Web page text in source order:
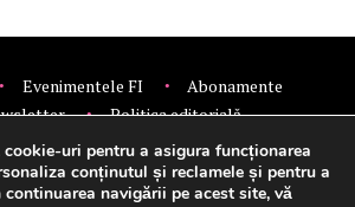
Evenimentele FI
Abonamente
Politica editorială
Contact
Publicitate
Financial Intelligence.
uri pentru a asigura funcționarea
conținutul și reclamele și pentru a
navigării pe acest site, vă